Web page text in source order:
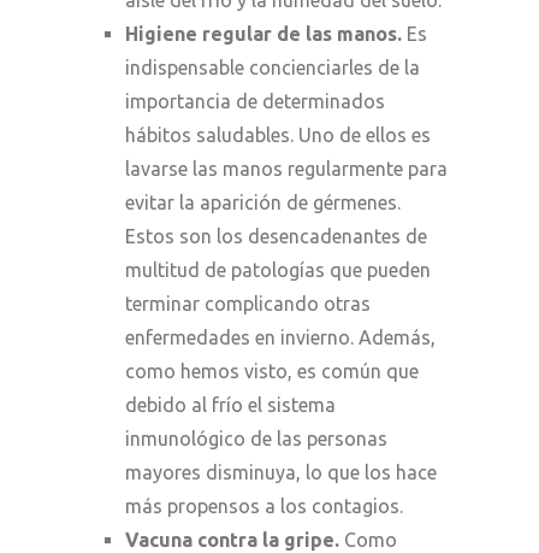
Higiene regular de las manos. Es
indispensable concienciarles de la
importancia de determinados
hábitos saludables. Uno de ellos es
lavarse las manos regularmente para
evitar la aparición de gérmenes.
Estos son los desencadenantes de
multitud de patologías que pueden
terminar complicando otras
enfermedades en invierno. Además,
como hemos visto, es común que
debido al frío el sistema
inmunológico de las personas
mayores disminuya, lo que los hace
más propensos a los contagios.
Vacuna contra la gripe. Como